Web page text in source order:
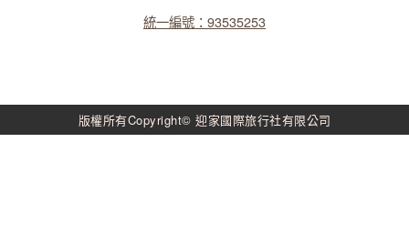
統一編號：93535253
版權所有Copyright© 迎家國際旅行社有限公司